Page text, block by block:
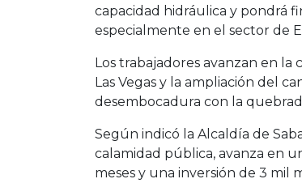
capacidad hidráulica y pondrá
especialmente en el sector de
Los trabajadores avanzan en
Las Vegas y la ampliación del
desembocadura con la
Según indicó la Alcaldía de
calamidad pública, avanza en
meses y una inversión de 3 mil